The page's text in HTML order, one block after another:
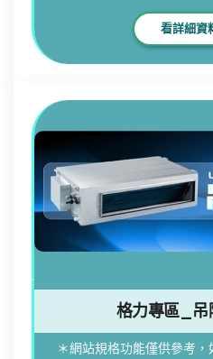
看詳細資
格力專區_吊
＊網站規格功能僅供參考